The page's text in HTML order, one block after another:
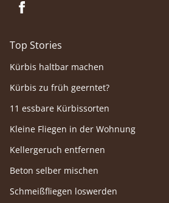
Top Stories
Kürbis haltbar machen
Kürbis zu früh geerntet?
11 essbare Kürbissorten
Kleine Fliegen in der Wohnung
Kellergeruch entfernen
Beton selber mischen
Schmeißfliegen loswerden